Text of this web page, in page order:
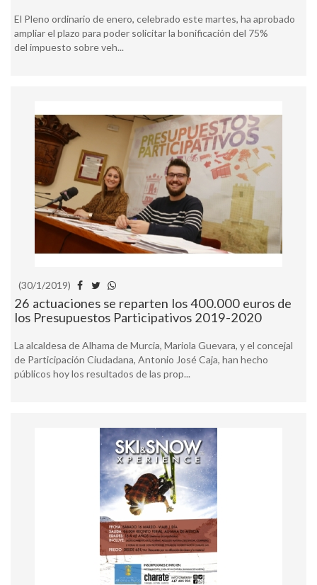
El Pleno ordinario de enero, celebrado este martes, ha aprobado
ampliar el plazo para poder solicitar la bonificación del 75%
del impuesto sobre veh...
(30/1/2019)
26 actuaciones se reparten los 400.000 euros de
los Presupuestos Participativos 2019-2020
La alcaldesa de Alhama de Murcia, Mariola Guevara, y el concejal
de Participación Ciudadana, Antonio José Caja, han hecho
públicos hoy los resultados de las prop...